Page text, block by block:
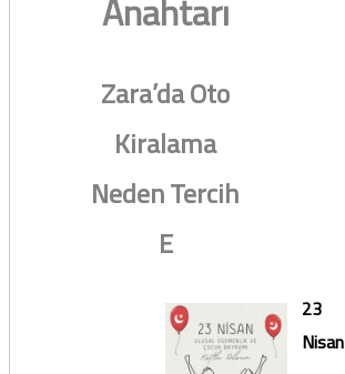
Zara’da Oto
Kiralama
Neden Tercih
E
23
Nisan